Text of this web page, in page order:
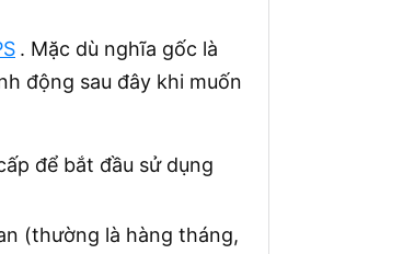
. Mặc dù nghĩa gốc là
động sau đây khi muốn
để bắt đầu sử dụng
(thường là hàng tháng,